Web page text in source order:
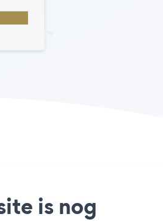
is nog